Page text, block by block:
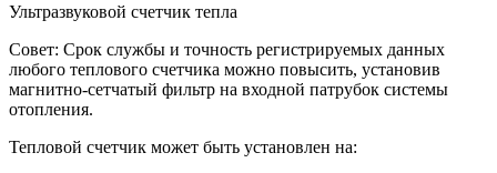
Ультразвуковой счетчик тепла
Совет: Срок службы и точность регистрируемых данных
любого теплового счетчика можно повысить, установив
магнитно-сетчатый фильтр на входной патрубок системы
отопления.
Тепловой счетчик может быть установлен на: